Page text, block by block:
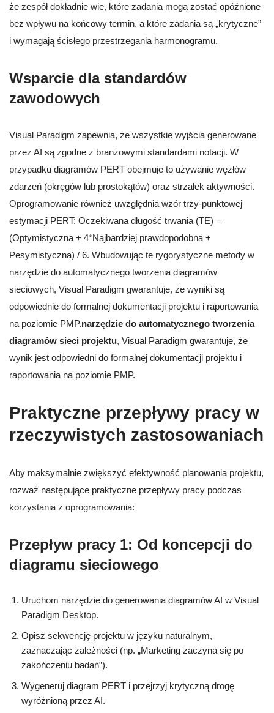
że zespół dokładnie wie, które zadania mogą zostać opóźnione
bez wpływu na końcowy termin, a które zadania są „krytyczne”
i wymagają ścisłego przestrzegania harmonogramu.
Wsparcie dla standardów
zawodowych
Visual Paradigm zapewnia, że wszystkie wyjścia generowane
przez AI są zgodne z branżowymi standardami notacji. W
przypadku diagramów PERT obejmuje to używanie węzłów
zdarzeń (okręgów lub prostokątów) oraz strzałek aktywności.
Oprogramowanie również uwzględnia wzór trzy-punktowej
estymacji PERT: Oczekiwana długość trwania (TE) =
(Optymistyczna + 4*Najbardziej prawdopodobna +
Pesymistyczna) / 6. Wbudowując te rygorystyczne metody w
narzędzie do automatycznego tworzenia diagramów
sieciowych, Visual Paradigm gwarantuje, że wyniki są
odpowiednie do formalnej dokumentacji projektu i raportowania
na poziomie PMP.narzędzie do automatycznego tworzenia
diagramów sieci projektu, Visual Paradigm gwarantuje, że
wynik jest odpowiedni do formalnej dokumentacji projektu i
raportowania na poziomie PMP.
Praktyczne przepływy pracy w
rzeczywistych zastosowaniach
Aby maksymalnie zwiększyć efektywność planowania projektu,
rozważ następujące praktyczne przepływy pracy podczas
korzystania z oprogramowania:
Przepływ pracy 1: Od koncepcji do
diagramu sieciowego
Uruchom narzędzie do generowania diagramów AI w Visual
Paradigm Desktop.
Opisz sekwencję projektu w języku naturalnym,
zaznaczając zależności (np. „Marketing zaczyna się po
zakończeniu badań”).
Wygeneruj diagram PERT i przejrzyj krytyczną drogę
wyróżnioną przez AI.